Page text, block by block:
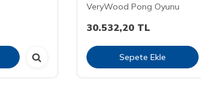
VeryWood Pong Oyunu
30.532,20TL
Sepete Ekle